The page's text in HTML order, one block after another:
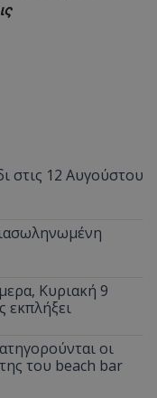
στις 12 Αυγούστου
Κυριακή 9
εκπλήξει
οι
του beach bar